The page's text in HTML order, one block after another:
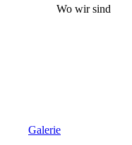
Wo wir sind
Galerie